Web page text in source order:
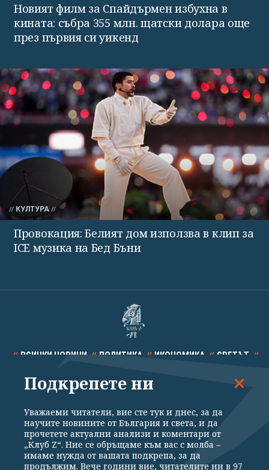
Новият филм за Спайдърмен избухна в
кината: събра 355 млн. щатски долара още
през първия си уикенд
КУЛТУРА
Провокация: Белият дом използва в клип за
ICE музика на Бед Бъни
ВСИЧКИ НОВИНИ ПОЛИТИКА ИКОНОМИКА СВЕТЪТ
СПОРТ КУЛТУРА ТЕХНОЛОГИИ КАЛЕЙДОСКОП
Подкрепете ни
Уважаеми читатели, вие сте тук и днес, за да
научите новините от България и света, и да
прочетете актуални анализи и коментари от
„Клуб Z“. Ние се обръщаме към вас с молба –
имаме нужда от вашата подкрепа, за да
продължим. Вече години вие, читателите ни в 97